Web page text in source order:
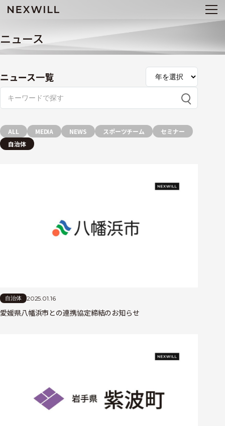
ニュース
ニュース一覧
ALL MEDIA NEWS スポーツチーム
セミナー
自治体
自治体 2025.01.16
愛媛県八幡浜市との連携協定締結のお知らせ